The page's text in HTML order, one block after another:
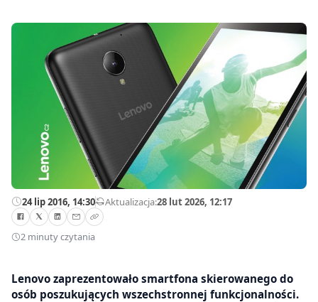
24 lip 2016, 14:30—Aktualizacja:28 lut 2026, 12:17
2 minuty czytania
Lenovo zaprezentowało smartfona skierowanego do
osób poszukujących wszechstronnej funkcjonalności.